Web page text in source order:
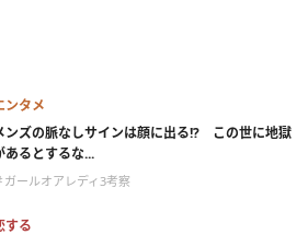
ンタメ
ンズの脈なしサインは顔に出る!? この世に地獄
あるとするな...
ガールオアレディ3考察
する